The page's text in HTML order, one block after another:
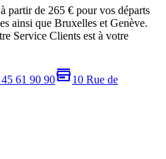
partir de 265 € pour vos départs
ainsi que Bruxelles et Genève.
Service Clients est à votre
61 90 90
10 Rue de